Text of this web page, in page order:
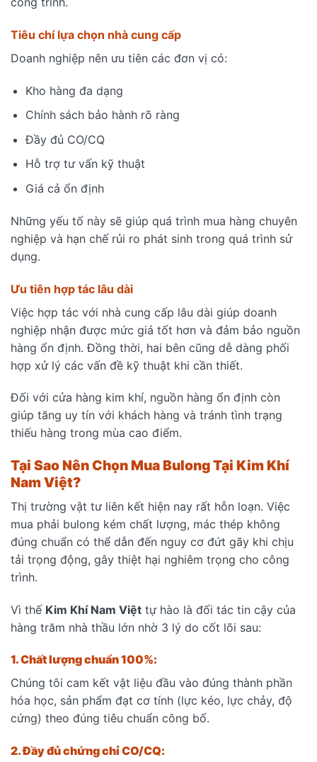
Tiêu chí lựa chọn nhà cung cấp
Doanh nghiệp nên ưu tiên các đơn vị có:
Kho hàng đa dạng
Chính sách bảo hành rõ ràng
Đầy đủ CO/CQ
Hỗ trợ tư vấn kỹ thuật
Giá cả ổn định
Những yếu tố này sẽ giúp quá trình mua hàng chuyên
nghiệp và hạn chế rủi ro phát sinh trong quá trình sử
dụng.
Ưu tiên hợp tác lâu dài
Việc hợp tác với nhà cung cấp lâu dài giúp doanh
nghiệp nhận được mức giá tốt hơn và đảm bảo nguồn
hàng ổn định. Đồng thời, hai bên cũng dễ dàng phối
hợp xử lý các vấn đề kỹ thuật khi cần thiết.
Đối với cửa hàng kim khí, nguồn hàng ổn định còn
giúp tăng uy tín với khách hàng và tránh tình trạng
thiếu hàng trong mùa cao điểm.
Tại Sao Nên Chọn Mua Bulong Tại Kim Khí
Nam Việt?
Thị trường vật tư liên kết hiện nay rất hỗn loạn. Việc
mua phải bulong kém chất lượng, mác thép không
đúng chuẩn có thể dẫn đến nguy cơ đứt gãy khi chịu
tải trọng động, gây thiệt hại nghiêm trọng cho công
trình.
Vì thế Kim Khí Nam Việt tự hào là đối tác tin cậy của
hàng trăm nhà thầu lớn nhờ 3 lý do cốt lõi sau:
1. Chất lượng chuẩn 100%:
Chúng tôi cam kết vật liệu đầu vào đúng thành phần
hóa học, sản phẩm đạt cơ tính (lực kéo, lực chảy, độ
cứng) theo đúng tiêu chuẩn công bố.
2. Đầy đủ chứng chỉ CO/CQ: